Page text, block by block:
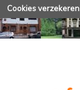
Cookies